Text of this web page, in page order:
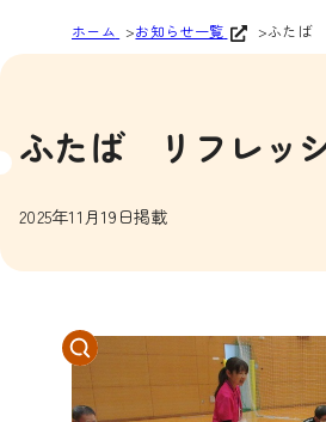
ホーム お知らせ一覧 ふたば
ふたば リフレッ
2025年11月19日掲載